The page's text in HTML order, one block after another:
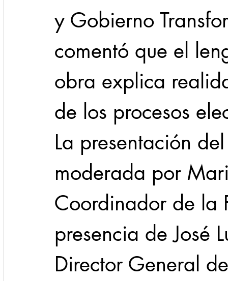
y Gobierno
comentó que el
obra explica
de los procesos
La presentación
moderada por
Coordinador de la
presencia de José
Director General